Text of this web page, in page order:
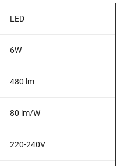
LED
6W
480 lm
80 lm/W
220-240V